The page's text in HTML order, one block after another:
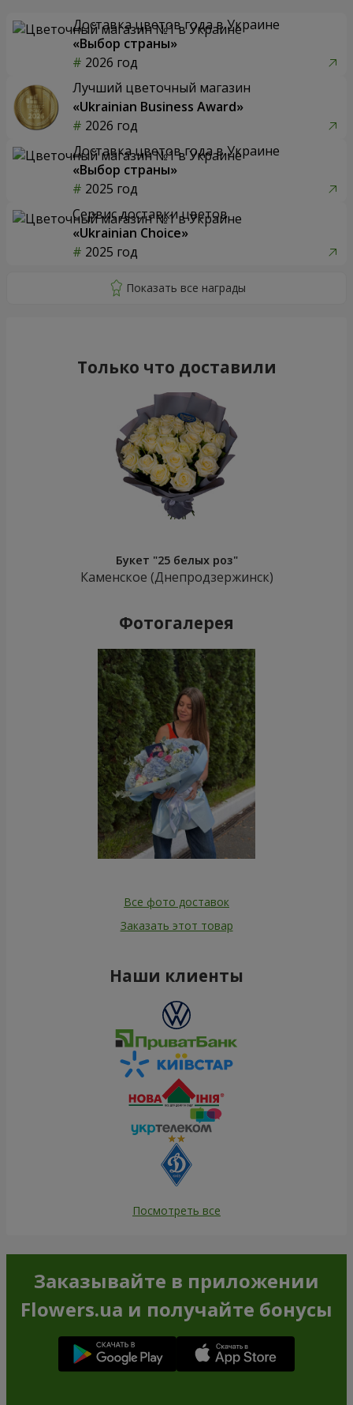
Доставка цветов года в Украине
«Выбор страны»
2026 год
Лучший цветочный магазин
«Ukrainian Business Award»
2026 год
Доставка цветов года в Украине
«Выбор страны»
2025 год
Сервис доставки цветов
«Ukrainian Choice»
2025 год
Только что доставили
Букет "25 белых роз"
Каменское (Днепродзержинск)
Фотогалерея
Все фото доставок
Заказать этот товар
Наши клиенты
Посмотреть все
Заказывайте в приложении
Flowers.ua и получайте бонусы